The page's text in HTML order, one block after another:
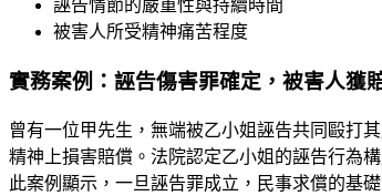
誣告情節的嚴重性與持續時間
被害人所受精神痛苦程度
實務案例：誣告傷害罪確定，被害人獲
曾有一位甲先生，無端被乙小姐誣告共同毆打
精神上損害賠償。法院認定乙小姐的誣告行為
此案例顯示，一旦誣告罪成立，民事求償的基